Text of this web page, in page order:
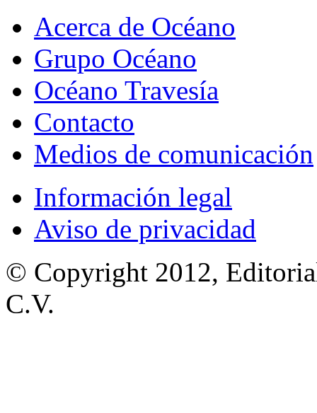
Acerca de Océano
Grupo Océano
Océano Travesía
Contacto
Medios de comunicación
Información legal
Aviso de privacidad
© Copyright 2012,
C.V.